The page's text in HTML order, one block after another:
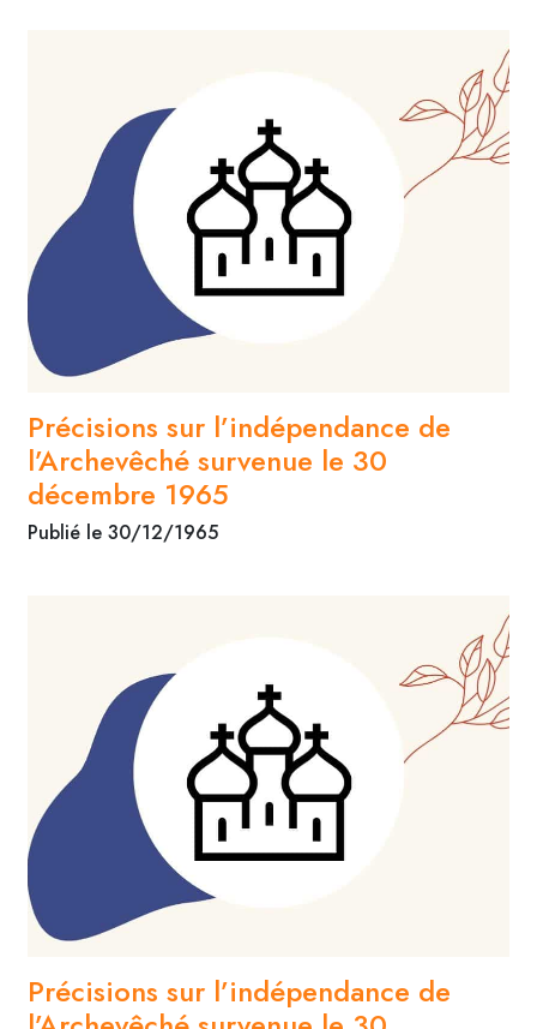
Précisions sur l’indépendance de
l’Archevêché survenue le 30
décembre 1965
Publié le 30/12/1965
Précisions sur l’indépendance de